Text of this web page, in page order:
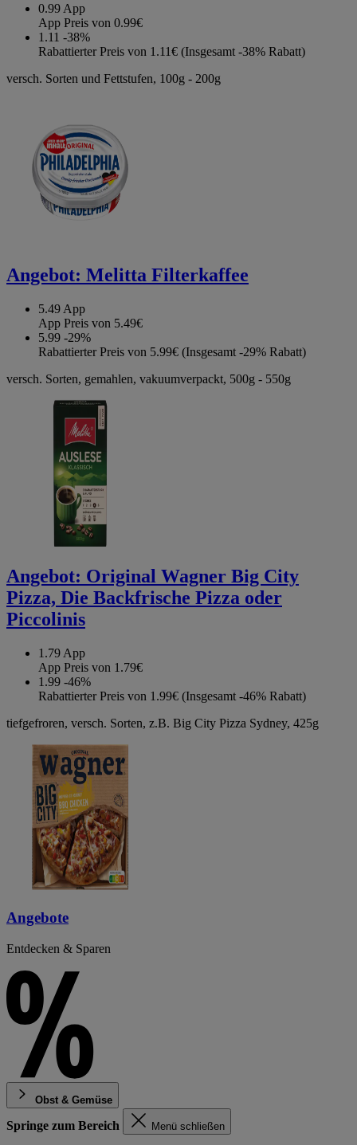
0.99 App
App Preis von 0.99€
1.11 -38%
Rabattierter Preis von 1.11€ (Insgesamt -38% Rabatt)
versch. Sorten und Fettstufen, 100g - 200g
Angebot: Melitta Filterkaffee
5.49 App
App Preis von 5.49€
5.99 -29%
Rabattierter Preis von 5.99€ (Insgesamt -29% Rabatt)
versch. Sorten, gemahlen, vakuumverpackt, 500g - 550g
Angebot: Original Wagner Big City
Pizza, Die Backfrische Pizza oder
Piccolinis
1.79 App
App Preis von 1.79€
1.99 -46%
Rabattierter Preis von 1.99€ (Insgesamt -46% Rabatt)
tiefgefroren, versch. Sorten, z.B. Big City Pizza Sydney, 425g
Angebote
Entdecken & Sparen
Obst & Gemüse
Springe zum Bereich Menü schließen